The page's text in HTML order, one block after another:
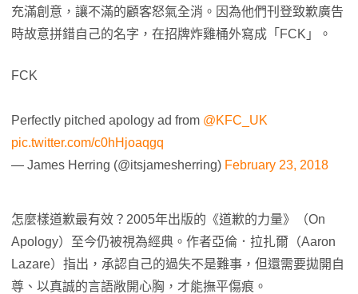
充滿創意，讓不滿的顧客怒氣全消。因為他們刊登致歉廣告
時故意拼錯自己的名字，在招牌炸雞桶外寫成「FCK」。
FCK
Perfectly pitched apology ad from @KFC_UK
pic.twitter.com/c0hHjoaqgq
— James Herring (@itsjamesherring) February 23, 2018
怎麼樣道歉最有效？2005年出版的《道歉的力量》（On
Apology）至今仍被視為經典。作者亞倫．拉扎爾（Aaron
Lazare）指出，承認自己的過失不是難事，但還需要拋開自
尊、以真誠的言語敞開心胸，才能撫平傷痕。